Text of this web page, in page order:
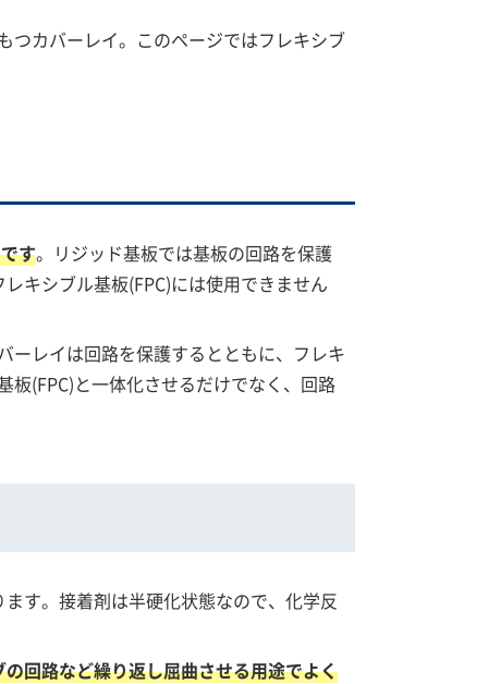
つカバーレイ。このページではフレキシブ
す。リジッド基板では基板の回路を保護
キシブル基板(FPC)には使用できません
ーレイは回路を保護するとともに、フレキ
板(FPC)と一体化させるだけでなく、回路
す。接着剤は半硬化状態なので、化学反
回路など繰り返し屈曲させる用途でよく